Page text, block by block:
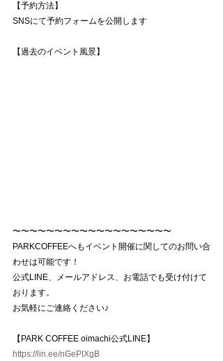
【予約方法】
SNSにて予約フォームを公開します
【過去のイベント風景】
〜〜〜〜〜〜〜〜〜〜〜〜〜〜〜〜〜〜〜
PARKCOFFEEへもイベント開催に関してのお問い合
わせは可能です！
公式LINE、メールアドレス、お電話でも受け付けて
おります。
お気軽にご連絡ください♪
【PARK COFFEE oimachi公式LINE】
https://lin.ee/nGePIXgB